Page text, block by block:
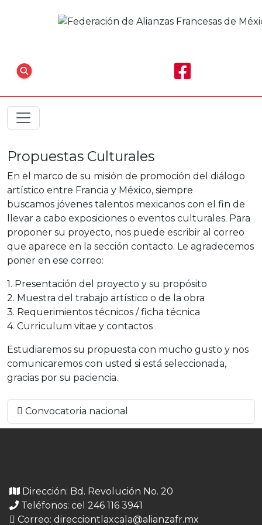
Propuestas Culturales
En el marco de su misión de promoción del diálogo
artístico entre Francia y México, siempre
buscamos jóvenes talentos mexicanos con el fin de
llevar a cabo exposiciones o eventos culturales. Para
proponer su proyecto, nos puede escribir al correo
que aparece en la sección contacto. Le agradecemos
poner en ese correo:
1. Presentación del proyecto y su propósito
2. Muestra del trabajo artístico o de la obra
3. Requerimientos técnicos / ficha técnica
4. Curriculum vitae y contactos
Estudiaremos su propuesta con mucho gusto y nos
comunicaremos con usted si está seleccionada,
gracias por su paciencia.
Convocatoria nacional
Dirección: Bd. Revolución No. 20
Teléfonos: cel 246 116 3941
Correo: direcciontlaxcala@alianzafr.mx